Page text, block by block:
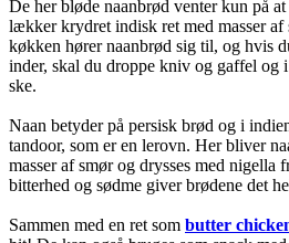
De her bløde naanbrød venter kun på
lækker krydret indisk ret med masser af
køkken hører naanbrød sig til, og hvis
inder, skal du droppe kniv og gaffel og
ske.
Naan betyder på persisk brød og i
tandoor, som er en lerovn. Her bliver
masser af smør og drysses med nigella
bitterhed og sødme giver brødene det
Sammen med en ret som butter